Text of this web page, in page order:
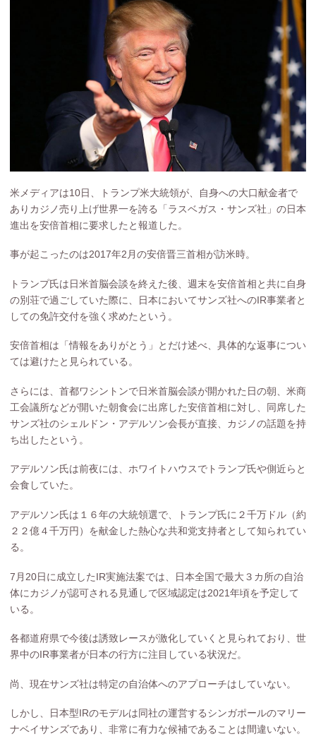
米メディアは10日、トランプ米大統領が、自身への大口献金者で
ありカジノ売り上げ世界一を誇る「ラスベガス・サンズ社」の日本
進出を安倍首相に要求したと報道した。
事が起こったのは2017年2月の安倍晋三首相が訪米時。
トランプ氏は日米首脳会談を終えた後、週末を安倍首相と共に自身
の別荘で過ごしていた際に、日本においてサンズ社へのIR事業者と
しての免許交付を強く求めたという。
安倍首相は「情報をありがとう」とだけ述べ、具体的な返事につい
ては避けたと見られている。
さらには、首都ワシントンで日米首脳会談が開かれた日の朝、米商
工会議所などが開いた朝食会に出席した安倍首相に対し、同席した
サンズ社のシェルドン・アデルソン会長が直接、カジノの話題を持
ち出したという。
アデルソン氏は前夜には、ホワイトハウスでトランプ氏や側近らと
会食していた。
アデルソン氏は１６年の大統領選で、トランプ氏に２千万ドル（約
２２億４千万円）を献金した熱心な共和党支持者として知られてい
る。
7月20日に成立したIR実施法案では、日本全国で最大３カ所の自治
体にカジノが認可される見通しで区域認定は2021年頃を予定して
いる。
各都道府県で今後は誘致レースが激化していくと見られており、世
界中のIR事業者が日本の行方に注目している状況だ。
尚、現在サンズ社は特定の自治体へのアプローチはしていない。
しかし、日本型IRのモデルは同社の運営するシンガポールのマリー
ナベイサンズであり、非常に有力な候補であることは間違いない。